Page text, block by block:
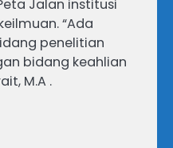
Jalan institusi
“Ada
penelitian
bidang keahlian
M.A .